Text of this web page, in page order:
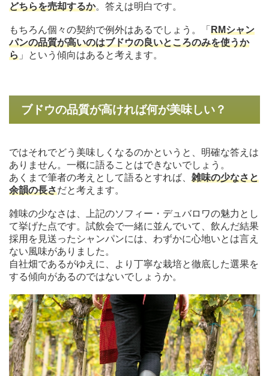
どちらを売却するか。答えは明白です。
もちろん個々の契約で例外はあるでしょう。「 RMシャン
パンの品質が高いのはブドウの良いところのみを使うか
ら 」という傾向はあると考えます。
ブドウの品質が高ければ何が美味しい？
ではそれでどう美味しくなるのかというと、明確な答えは
ありません。一概に語ることはできないでしょう。
あくまで筆者の考えとして語るとすれば、 雑味の少なさと
余韻の長さだと考えます。
雑味の少なさは、上記のソフィー・デュバロワの魅力とし
て挙げた点です。試飲会で一緒に並んでいて、飲んだ結果
採用を見送ったシャンパンには、わずかに心地いとは言え
ない風味がありました。
自社畑であるがゆえに、より丁寧な栽培と徹底した選果を
する傾向があるのではないでしょうか。